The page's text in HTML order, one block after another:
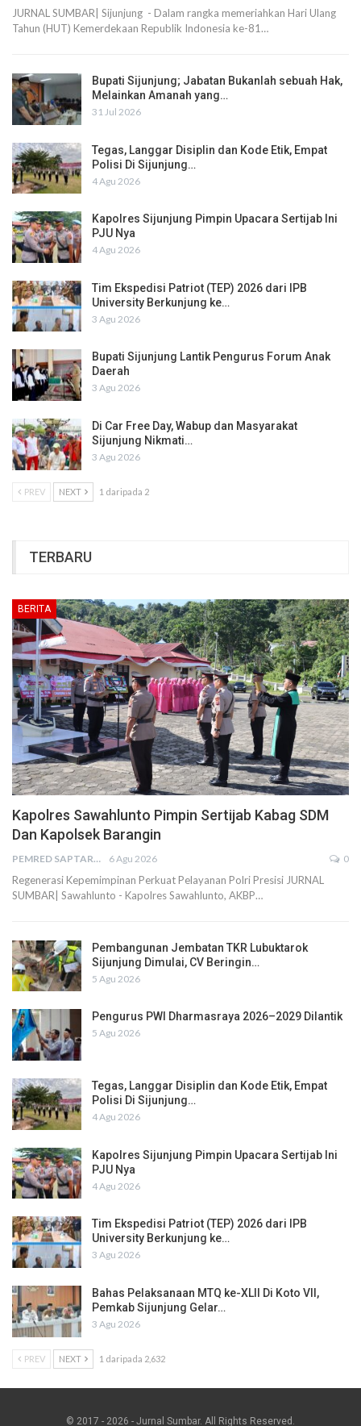
JURNAL SUMBAR| Sijunjung - Dalam rangka memeriahkan Hari Ulang
Tahun (HUT) Kemerdekaan Republik Indonesia ke-81…
Bupati Sijunjung; Jabatan Bukanlah sebuah Hak,
Melainkan Amanah yang…
31 Jul 2026
Tegas, Langgar Disiplin dan Kode Etik, Empat
Polisi Di Sijunjung…
4 Agu 2026
Kapolres Sijunjung Pimpin Upacara Sertijab Ini
PJU Nya
4 Agu 2026
Tim Ekspedisi Patriot (TEP) 2026 dari IPB
University Berkunjung ke…
3 Agu 2026
Bupati Sijunjung Lantik Pengurus Forum Anak
Daerah
3 Agu 2026
Di Car Free Day, Wabup dan Masyarakat
Sijunjung Nikmati…
3 Agu 2026
PREV NEXT 1 daripada 2
TERBARU
BERITA
Kapolres Sawahlunto Pimpin Sertijab Kabag SDM
Dan Kapolsek Barangin
PEMRED SAPTARIUS 6 Agu 2026 0
Regenerasi Kepemimpinan Perkuat Pelayanan Polri Presisi JURNAL
SUMBAR| Sawahlunto - Kapolres Sawahlunto, AKBP…
Pembangunan Jembatan TKR Lubuktarok
Sijunjung Dimulai, CV Beringin…
5 Agu 2026
Pengurus PWI Dharmasraya 2026–2029 Dilantik
5 Agu 2026
Tegas, Langgar Disiplin dan Kode Etik, Empat
Polisi Di Sijunjung…
4 Agu 2026
Kapolres Sijunjung Pimpin Upacara Sertijab Ini
PJU Nya
4 Agu 2026
Tim Ekspedisi Patriot (TEP) 2026 dari IPB
University Berkunjung ke…
3 Agu 2026
Bahas Pelaksanaan MTQ ke-XLII Di Koto VII,
Pemkab Sijunjung Gelar…
3 Agu 2026
PREV NEXT 1 daripada 2,632
© 2017 - 2026 - Jurnal Sumbar. All Rights Reserved.